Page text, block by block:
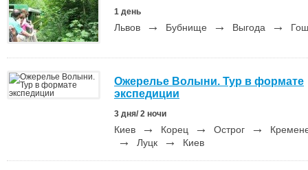
1 день
Львов → Бубнище → Выгода →
Ожерелье Волыни. Тур в формате
экспедиции
3 дня/ 2 ночи
Киев → Корец → Острог →
→ Луцк → Киев